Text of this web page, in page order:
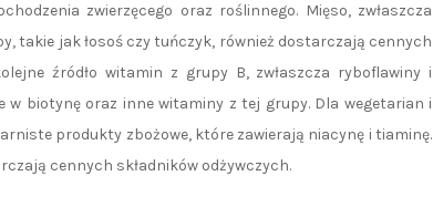
zwierzęcego oraz roślinnego. Mięso, zwłaszcza
takie jak łosoś czy tuńczyk, również dostarczają cennych
źródło witamin z grupy B, zwłaszcza ryboflawiny i
biotynę oraz inne witaminy z tej grupy. Dla wegetarian i
produkty zbożowe, które zawierają niacynę i tiaminę.
cennych składników odżywczych.